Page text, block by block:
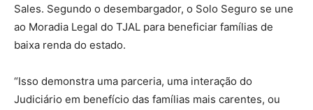
Sales. Segundo o desembargador, o Solo Seguro se une
ao Moradia Legal do TJAL para beneficiar famílias de
baixa renda do estado.
“Isso demonstra uma parceria, uma interação do
Judiciário em benefício das famílias mais carentes, ou